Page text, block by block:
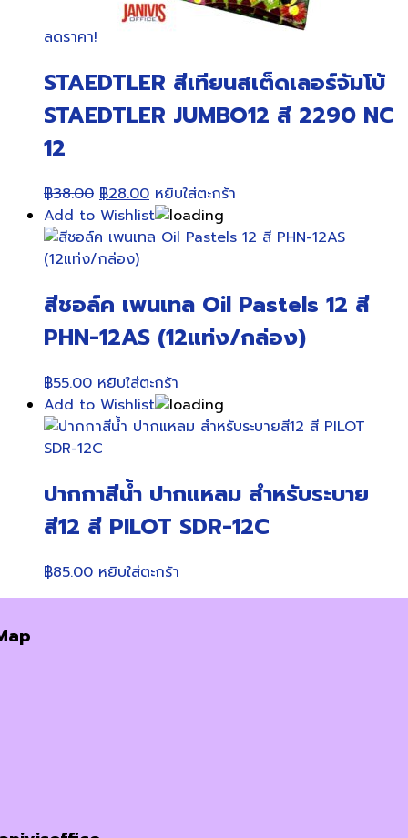
ลดราคา!
STAEDTLER สีเทียนสเต็ดเลอร์จัมโบ้
STAEDTLER JUMBO12 สี 2290 NC
12
฿38.00 Original
price
was:
฿38.00.
฿28.00Current
price
is:
หยิบใส่ตะกร้า
Add to Wishlist
สีชอล์ค เพนเทล Oil Pastels 12 สี
PHN-12AS (12แท่ง/กล่อง)
฿55.00 หยิบใส่ตะกร้า
Add to Wishlist
ปากกาสีน้ำ ปากแหลม สำหรับระบาย
สี12 สี PILOT SDR-12C
฿85.00 หยิบใส่ตะกร้า